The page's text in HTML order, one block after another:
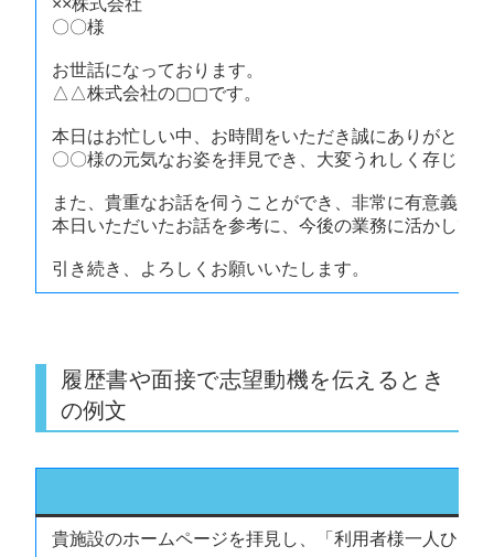
××株式会社
〇〇様
お世話になっております。
△△株式会社の▢▢です。
本日はお忙しい中、お時間をいただき誠にありがとう
〇〇様の元気なお姿を拝見でき、大変うれしく存じま
また、貴重なお話を伺うことができ、非常に有意義な
本日いただいたお話を参考に、今後の業務に活かして
引き続き、よろしくお願いいたします。
履歴書や面接で志望動機を伝えるとき
の例文
貴施設のホームページを拝見し、「利用者様一人ひと